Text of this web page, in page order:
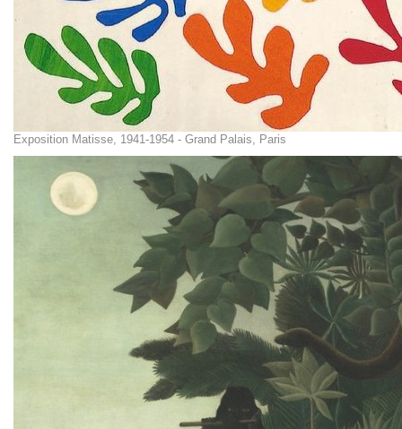
Exposition Matisse, 1941-1954 - Grand Palais, Paris